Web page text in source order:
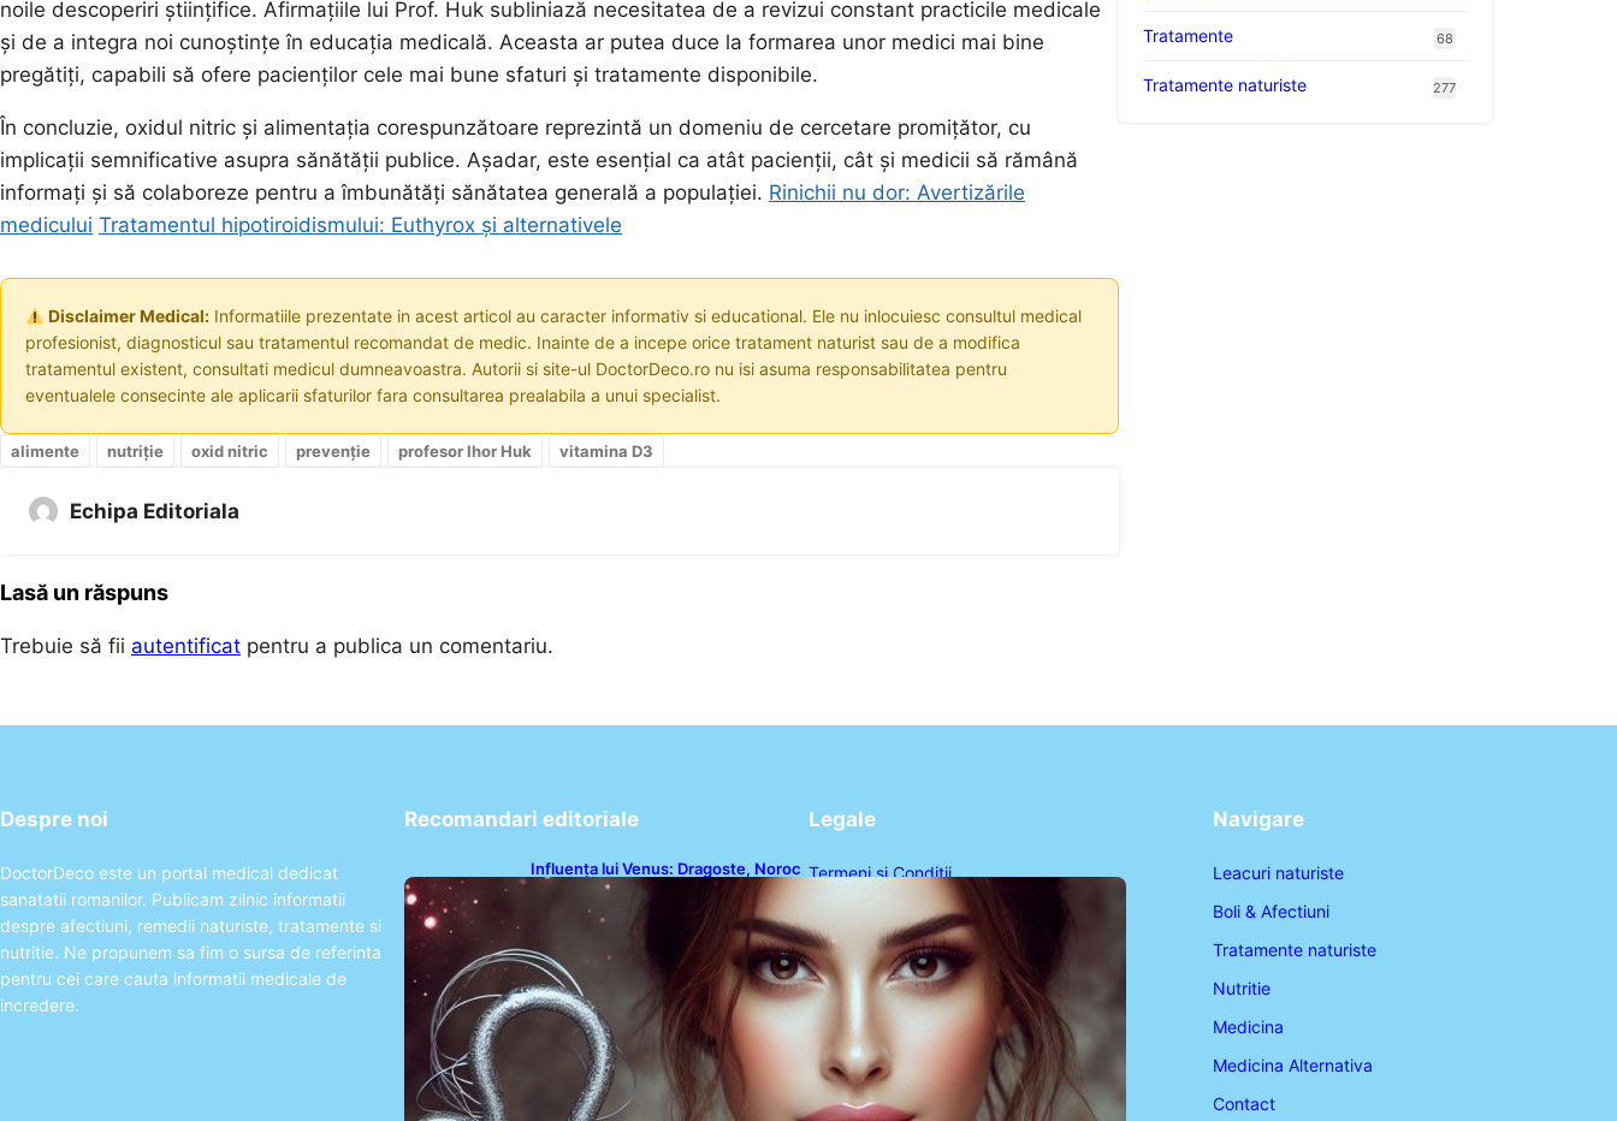
noile descoperiri științifice. Afirmațiile lui Prof. Huk subliniază necesitatea de a revizui constant practicile medicale
și de a integra noi cunoștințe în educația medicală. Aceasta ar putea duce la formarea unor medici mai bine
pregătiți, capabili să ofere pacienților cele mai bune sfaturi și tratamente disponibile.
În concluzie, oxidul nitric și alimentația corespunzătoare reprezintă un domeniu de cercetare promițător, cu
implicații semnificative asupra sănătății publice. Așadar, este esențial ca atât pacienții, cât și medicii să rămână
informați și să colaboreze pentru a îmbunătăți sănătatea generală a populației. Rinichii nu dor: Avertizările
medicului Tratamentul hipotiroidismului: Euthyrox și alternativele
Disclaimer Medical:Informatiile prezentate in acest articol au caracter informativ si educational. Ele nu inlocuiesc consultul medical
profesionist, diagnosticul sau tratamentul recomandat de medic. Inainte de a incepe orice tratament naturist sau de a modifica
tratamentul existent, consultati medicul dumneavoastra. Autorii si site-ul DoctorDeco.ro nu isi asuma responsabilitatea pentru
eventualele consecinte ale aplicarii sfaturilor fara consultarea prealabila a unui specialist.
alimente nutriție oxid nitric prevenție profesor Ihor Huk vitamina D3
Echipa Editoriala
Lasă un răspuns
Trebuie să fii autentificat pentru a publica un comentariu.
Tratamente 68
Tratamente naturiste 277
Despre noi
DoctorDeco este un portal medical dedicat
sanatatii romanilor. Publicam zilnic informatii
despre afectiuni, remedii naturiste, tratamente si
nutritie. Ne propunem sa fim o sursa de referinta
pentru cei care cauta informatii medicale de
incredere.
Recomandari editoriale
Influența lui Venus: Dragoste, Noroc
și Oportunități pentru Tauri și Balanțe
în Weekendul 8-9 August
Legale
Termeni și Condiții
Politica de Confidențialitate
Politica de Cookies
Disclaimer
Contact
Navigare
Leacuri naturiste
Boli & Afectiuni
Tratamente naturiste
Nutritie
Medicina
Medicina Alternativa
Contact